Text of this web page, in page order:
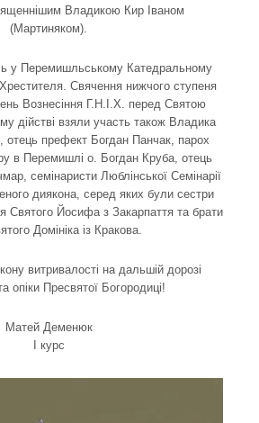
Владикою Кир Іваном
(Мартиняком).
у Перемишльському Катедральному
Свячення нижчого ступеня
Вознесіння Г.Н.І.Х. перед Святою
дійстві взяли участь також Владика
отець префект Богдан Панчак, парох
в Перемишлі о. Богдан Круба, отець
семінаристи Люблінської Семінарії
диякона, серед яких були сестри
Святого Йосифа з Закарпаття та брати
Домініка із Кракова.
витривалості на дальшій дорозі
опіки Пресвятої Богородиці!
Матей Деменюк
I курс